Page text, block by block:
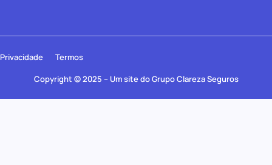
Copyright © 2025 – Um site do Grupo Clareza Seguros
Privacidade Termos